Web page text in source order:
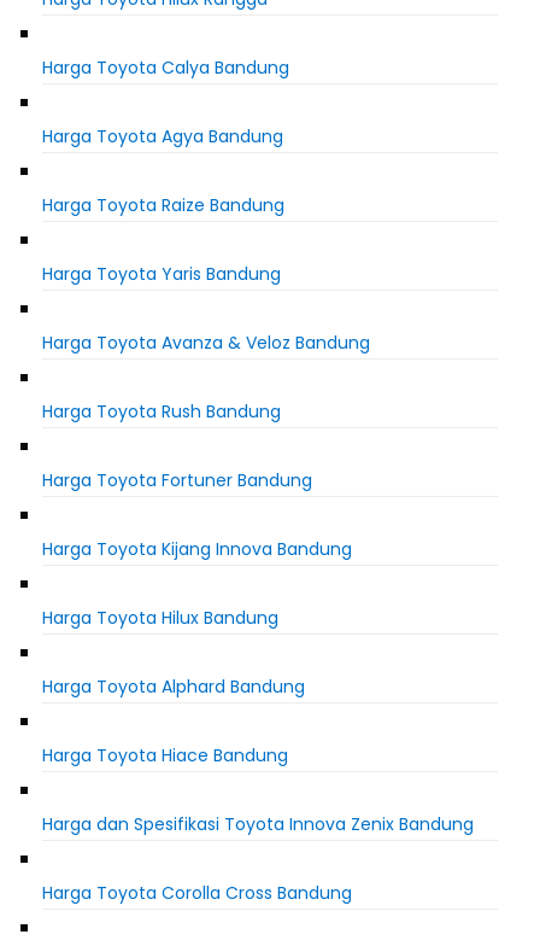
Harga Toyota Calya Bandung
Harga Toyota Agya Bandung
Harga Toyota Raize Bandung
Harga Toyota Yaris Bandung
Harga Toyota Avanza & Veloz Bandung
Harga Toyota Rush Bandung
Harga Toyota Fortuner Bandung
Harga Toyota Kijang Innova Bandung
Harga Toyota Hilux Bandung
Harga Toyota Alphard Bandung
Harga Toyota Hiace Bandung
Harga dan Spesifikasi Toyota Innova Zenix Bandung
Harga Toyota Corolla Cross Bandung